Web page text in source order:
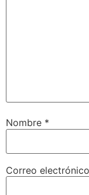
Nombre *
Correo electrónico